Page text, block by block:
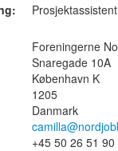
Foreningerne
Snaregade 10A
København K
1205
Danmark
+45 50 26 51 90